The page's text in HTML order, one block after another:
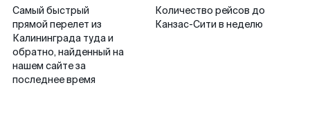
Самый быстрый
прямой перелет из
Калининграда туда и
обратно, найденный на
нашем сайте за
последнее время
Количество рейсов до
Канзас-Сити в неделю